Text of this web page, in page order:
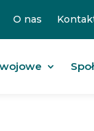
O nas